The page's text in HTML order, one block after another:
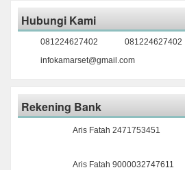
Hubungi Kami
081224627402 081224627402
infokamarset@gmail.com
Rekening Bank
Aris Fatah 2471753451
Aris Fatah 9000032747611